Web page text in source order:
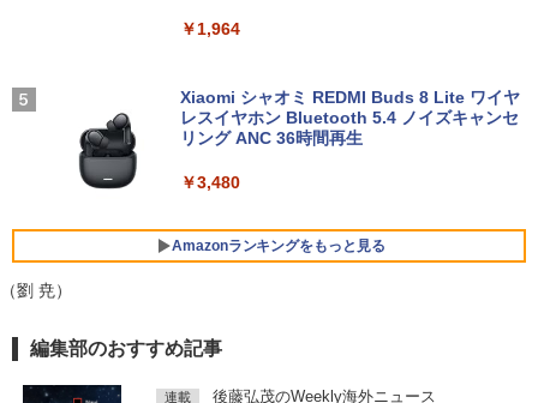
正式対応 × テンキー】富士通 LIFEBOO
K A579/第8世代 Core i3/メモリ:4GB/8G
B/16GB/SSD:128GB/256GB/512GB/1T
1/中古PC 中古ノートパソコン Windows
11
￥18,800
e付・整備済み品・富士通 LIFEBOOK U
第7世代 Core i5 / メモリ8GB / SSD256G
ディスプレイ ミニPC対応 3年保証 EVICI
￥10,999
2026夏登場★Switch2ドック不要 モバイ
ル 撥水加工ケース スタンド 非光沢 薄型
軽量 VESA ポータブル ps5/Mac/switch/
（7）なんか飛び出ていろいろ貼れるフォ
￥3,630
￥1,964
Xiaomi シャオミ REDMI Buds 8 Lite ワイヤ
レスイヤホン Bluetooth 5.4 ノイズキャンセ
リング ANC 36時間再生
￥3,480
Amazonランキングをもっと見る
BRUCE WAYNE feat. Flo Milli, ATL Jacob
[Explicit]
by Amazon 天然水 ラベルレス 500ml ×24本
富士山の天然水 バナジウム含有 水 ミネラル
ウォーター ペットボトル 静岡県産 500ミリリ
薬屋のひとりごと 17巻 (デジタル版ビッグガ
ンガンコミックス)
（劉 尭）
編集部のおすすめ記事
連載 後藤弘茂のWeekly海外ニュース